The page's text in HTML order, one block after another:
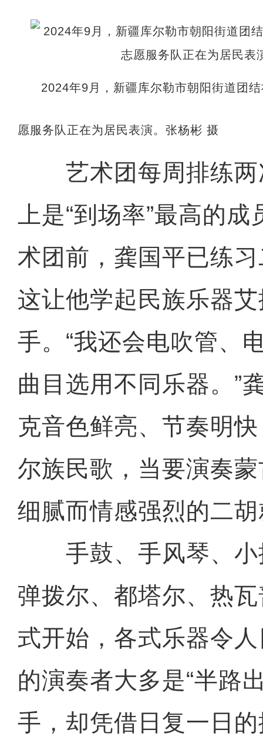
2024年9月，新疆库尔勒市朝阳街道团
愿服务队正在为居民表演。张杨彬 摄
艺术团每周排练两
上是“到场率”最高的
术团前，龚国平已练
这让他学起民族乐器
手。“我还会电吹管、
曲目选用不同乐器。”
克音色鲜亮、节奏明
尔族民歌，当要演奏
细腻而情感强烈的二胡
手鼓、手风琴、小
弹拨尔、都塔尔、热
式开始，各式乐器令
的演奏者大多是“半路
手，却凭借日复一日